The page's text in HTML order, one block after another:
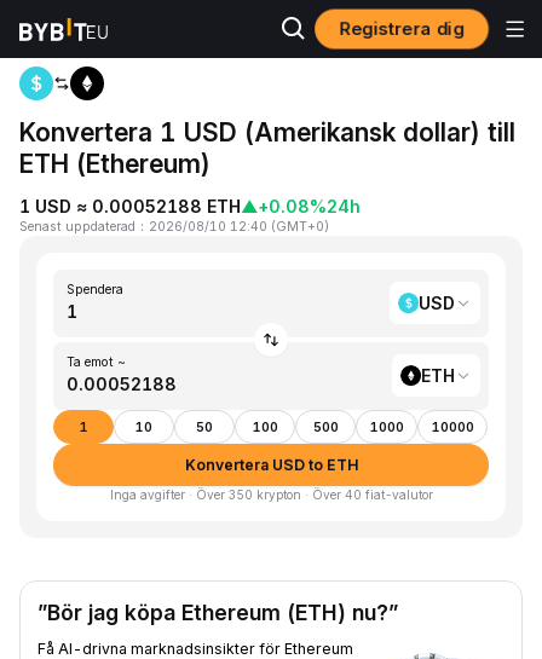
Registrera dig
Hem USD to ETH
Konvertera 1 USD (Amerikansk dollar) till
ETH (Ethereum)
1 USD ≈ 0.00052188 ETH▲+0.08%24h
Senast uppdaterad ： 2026/08/10 12:40 (GMT+0)
Spendera
USD
Ta emot ~
ETH
1 10 50 100 500 1000 10000
Konvertera USD to ETH
Inga avgifter · Över 350 krypton · Över 40 fiat-valutor
”Bör jag köpa Ethereum (ETH) nu?”
Få AI-drivna marknadsinsikter för Ethereum